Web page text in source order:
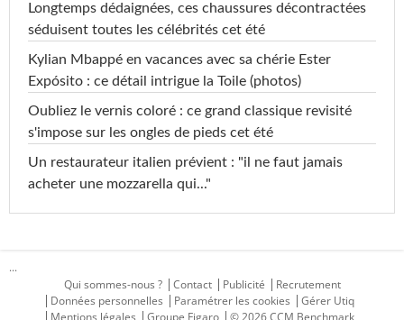
Longtemps dédaignées, ces chaussures décontractées
séduisent toutes les célébrités cet été
Kylian Mbappé en vacances avec sa chérie Ester
Expósito : ce détail intrigue la Toile (photos)
Oubliez le vernis coloré : ce grand classique revisité
s'impose sur les ongles de pieds cet été
Un restaurateur italien prévient : "il ne faut jamais
acheter une mozzarella qui..."
...
Qui sommes-nous ?
Contact Publicité
Recrutement
Données personnelles
Paramétrer les cookies
Gérer Utiq